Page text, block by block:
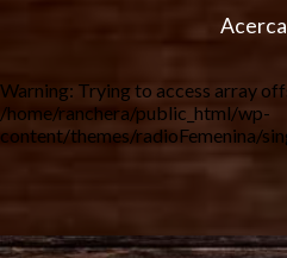
Warning: Trying to access array
/home/ranchera/public_html/wp-
content/themes/radioFemenina/